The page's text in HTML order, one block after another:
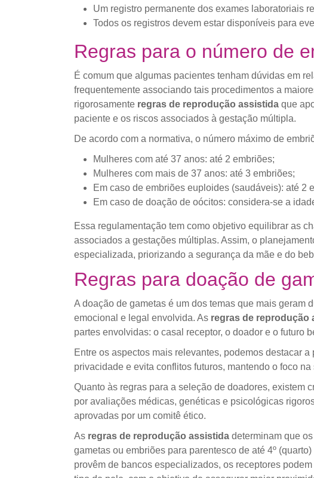
Um registro permanente dos exames laboratoriais
Todos os registros devem estar disponíveis para
Regras para o número de
É comum que algumas pacientes tenham dúvidas em
frequentemente associando tais procedimentos a
rigorosamente regras de reprodução assistida que
paciente e os riscos associados à gestação múltipla.
De acordo com a normativa, o número máximo de
Mulheres com até 37 anos: até 2 embriões;
Mulheres com mais de 37 anos: até 3 embriões;
Em caso de embriões euploides (saudáveis): até 2
Em caso de doação de oócitos: considera-se a
Essa regulamentação tem como objetivo equilibrar as
associados a gestações múltiplas. Assim, o
especializada, priorizando a segurança da mãe e do
Regras para doação de
A doação de gametas é um dos temas que mais
emocional e legal envolvida. As regras de reprodução
partes envolvidas: o casal receptor, o doador e o futuro
Entre os aspectos mais relevantes, podemos destacar
privacidade e evita conflitos futuros, mantendo o foco
Quanto às regras para a seleção de doadores, existem
por avaliações médicas, genéticas e psicológicas
aprovadas por um comitê ético.
As regras de reprodução assistida determinam que
gametas ou embriões para parentesco de até 4º
provêm de bancos especializados, os receptores